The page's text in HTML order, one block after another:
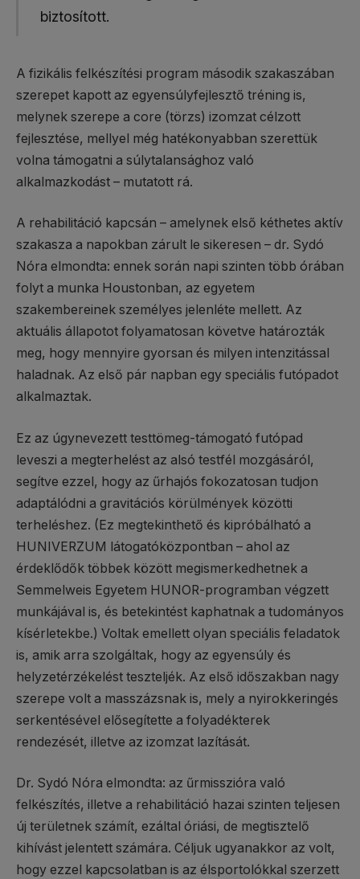
biztosított.
A fizikális felkészítési program második szakaszában
szerepet kapott az egyensúlyfejlesztő tréning is,
melynek szerepe a core (törzs) izomzat célzott
fejlesztése, mellyel még hatékonyabban szerettük
volna támogatni a súlytalansághoz való
alkalmazkodást – mutatott rá.
A rehabilitáció kapcsán – amelynek első kéthetes aktív
szakasza a napokban zárult le sikeresen – dr. Sydó
Nóra elmondta: ennek során napi szinten több órában
folyt a munka Houstonban, az egyetem
szakembereinek személyes jelenléte mellett. Az
aktuális állapotot folyamatosan követve határozták
meg, hogy mennyire gyorsan és milyen intenzitással
haladnak. Az első pár napban egy speciális futópadot
alkalmaztak.
Ez az úgynevezett testtömeg-támogató futópad
leveszi a megterhelést az alsó testfél mozgásáról,
segítve ezzel, hogy az űrhajós fokozatosan tudjon
adaptálódni a gravitációs körülmények közötti
terheléshez. (Ez megtekinthető és kipróbálható a
HUNIVERZUM látogatóközpontban – ahol az
érdeklődők többek között megismerkedhetnek a
Semmelweis Egyetem HUNOR-programban végzett
munkájával is, és betekintést kaphatnak a tudományos
kísérletekbe.) Voltak emellett olyan speciális feladatok
is, amik arra szolgáltak, hogy az egyensúly és
helyzetérzékelést teszteljék. Az első időszakban nagy
szerepe volt a masszázsnak is, mely a nyirokkeringés
serkentésével elősegítette a folyadékterek
rendezését, illetve az izomzat lazítását.
Dr. Sydó Nóra elmondta: az űrmisszióra való
felkészítés, illetve a rehabilitáció hazai szinten teljesen
új területnek számít, ezáltal óriási, de megtisztelő
kihívást jelentett számára. Céljuk ugyanakkor az volt,
hogy ezzel kapcsolatban is az élsportolókkal szerzett